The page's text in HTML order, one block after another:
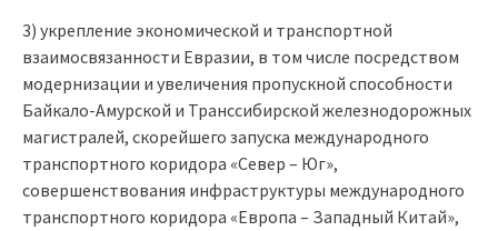
3) укрепление экономической и транспортной
взаимосвязанности Евразии, в том числе посредством
модернизации и увеличения пропускной способности
Байкало-Амурской и Транссибирской железнодорожных
магистралей, скорейшего запуска международного
транспортного коридора «Север – Юг»,
совершенствования инфраструктуры международного
транспортного коридора «Европа – Западный Китай»,